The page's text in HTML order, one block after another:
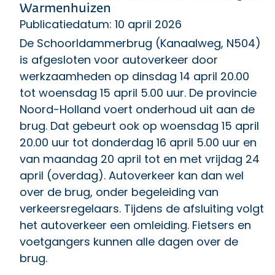
Warmenhuizen
Publicatiedatum: 10 april 2026
De Schoorldammerbrug (Kanaalweg, N504)
is afgesloten voor autoverkeer door
werkzaamheden op dinsdag 14 april 20.00
tot woensdag 15 april 5.00 uur. De provincie
Noord-Holland voert onderhoud uit aan de
brug. Dat gebeurt ook op woensdag 15 april
20.00 uur tot donderdag 16 april 5.00 uur en
van maandag 20 april tot en met vrijdag 24
april (overdag). Autoverkeer kan dan wel
over de brug, onder begeleiding van
verkeersregelaars. Tijdens de afsluiting volgt
het autoverkeer een omleiding. Fietsers en
voetgangers kunnen alle dagen over de
brug.